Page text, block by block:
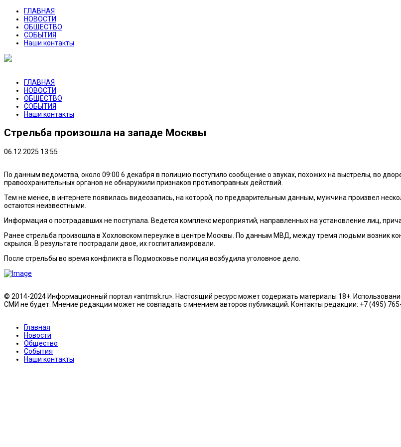
ГЛАВНАЯ
НОВОСТИ
ОБЩЕСТВО
СОБЫТИЯ
Наши контакты
ГЛАВНАЯ
НОВОСТИ
ОБЩЕСТВО
СОБЫТИЯ
Наши контакты
Стрельба произошла на западе Москвы
06.12.2025 13:55
По данным ведомства, около 09:00 6 декабря в полицию поступило сообщение о звуках, похожих на выстрелы, во
правоохранительных органов не обнаружили признаков противоправных действий.
Тем не менее, в интернете появилась видеозапись, на которой, по предварительным данным, мужчина произвел
остаются неизвестными.
Информация о пострадавших не поступала. Ведется комплекс мероприятий, направленных на установление лиц,
Ранее стрельба произошла в Хохловском переулке в центре Москвы. По данным МВД, между тремя людьми возник
скрылся. В результате пострадали двое, их госпитализировали.
После стрельбы во время конфликта в Подмосковье полиция возбудила уголовное дело.
© 2014-2024 Информационный портал «antmsk.ru». Настоящий ресурс может содержать материалы 18+.
СМИ не будет. Мнение редакции может не совпадать с мнением авторов публикаций. Контакты редакции: +7 (495)
Главная
Новости
Общество
События
Наши контакты